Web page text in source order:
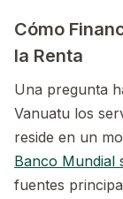
Cómo
la Renta
Una pregunta
Vanuatu los
reside en un
Banco Mundial
fuentes